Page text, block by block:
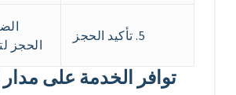
الحجز
توافر الخدمة على مدار